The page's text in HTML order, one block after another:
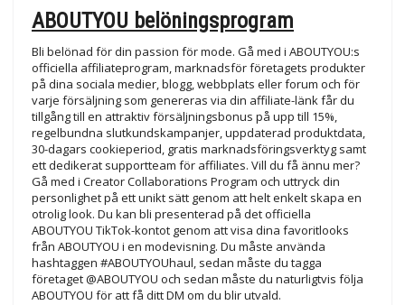
ABOUTYOU belöningsprogram
Bli belönad för din passion för mode. Gå med i ABOUTYOU:s
officiella affiliateprogram, marknadsför företagets produkter
på dina sociala medier, blogg, webbplats eller forum och för
varje försäljning som genereras via din affiliate-länk får du
tillgång till en attraktiv försäljningsbonus på upp till 15%,
regelbundna slutkundskampanjer, uppdaterad produktdata,
30-dagars cookieperiod, gratis marknadsföringsverktyg samt
ett dedikerat supportteam för affiliates. Vill du få ännu mer?
Gå med i Creator Collaborations Program och uttryck din
personlighet på ett unikt sätt genom att helt enkelt skapa en
otrolig look. Du kan bli presenterad på det officiella
ABOUTYOU TikTok-kontot genom att visa dina favoritlooks
från ABOUTYOU i en modevisning. Du måste använda
hashtaggen #ABOUTYOUhaul, sedan måste du tagga
företaget @ABOUTYOU och sedan måste du naturligtvis följa
ABOUTYOU för att få ditt DM om du blir utvald.